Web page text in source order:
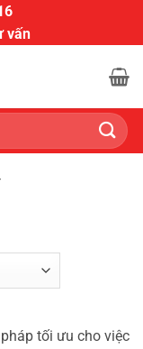
vấn
tối ưu cho việc